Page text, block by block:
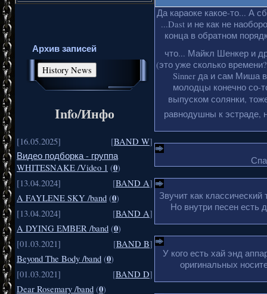
Архив записей
Info/Инфо
[16.05.2025] [BAND W]
Видео подборка - группа
WHITESNAKE /Video 1 (0)
[13.04.2024]
[BAND A]
A FAYLENE SKY /band (0)
[13.04.2024]
[BAND A]
A DYING EMBER /band (0)
[01.03.2021]
[BAND B]
Beyond The Body /band (0)
[01.03.2021]
[BAND D]
Dear Rosemary /band (0)
Да караоке какое-то... А
...Dast и не как не
конца в обратном
что... Майкл Шенкер и
(это уже сколько
Sinner да и сам Миша
молодцы конечно со-
выпуском солянки,
равнодушны к эстраде,
Звучит как
Но внутри песен есть
У кого есть хай энд
оригинальных